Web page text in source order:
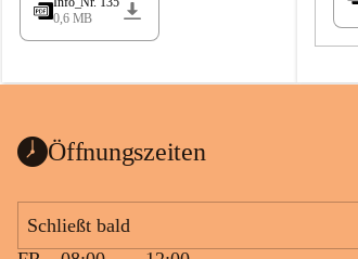
l
a
0,6 MB
e
a
Öffnungszeiten
Schließt bald